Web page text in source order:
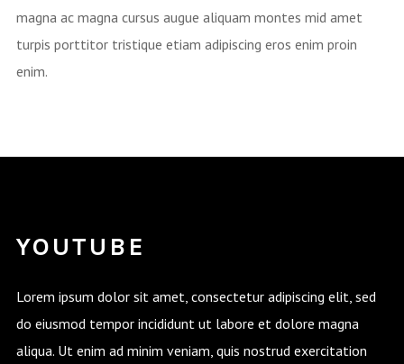
magna ac magna cursus augue aliquam montes mid amet
turpis porttitor tristique etiam adipiscing eros enim proin
enim.
YOUTUBE
Lorem ipsum dolor sit amet, consectetur adipiscing elit, sed
do eiusmod tempor incididunt ut labore et dolore magna
aliqua. Ut enim ad minim veniam, quis nostrud exercitation